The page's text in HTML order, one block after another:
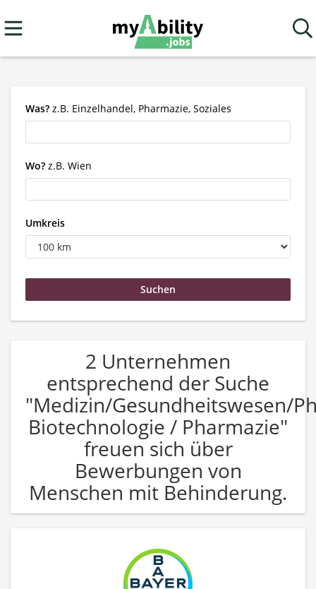
Was? z.B. Einzelhandel, Pharmazie, Soziales
Wo? z.B. Wien
Umkreis
2 Unternehmen
entsprechend der Suche
"Medizin/Gesundheitswesen/
Biotechnologie / Pharmazie"
freuen sich über
Bewerbungen von
Menschen mit Behinderung.